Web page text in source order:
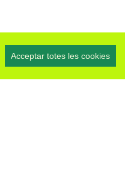
Acceptar totes les cookies